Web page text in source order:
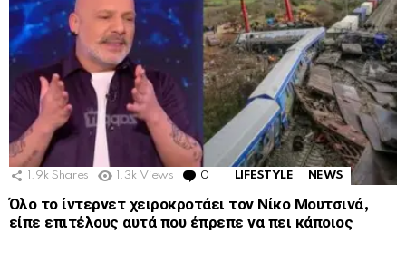
1.9k Shares 1.3k Views 0 Comments
LIFESTYLE NEWS
Όλο το ίντερνετ χειροκροτάει τον Νίκο Μουτσινά,
είπε επιτέλους αυτά που έπρεπε να πει κάποιος